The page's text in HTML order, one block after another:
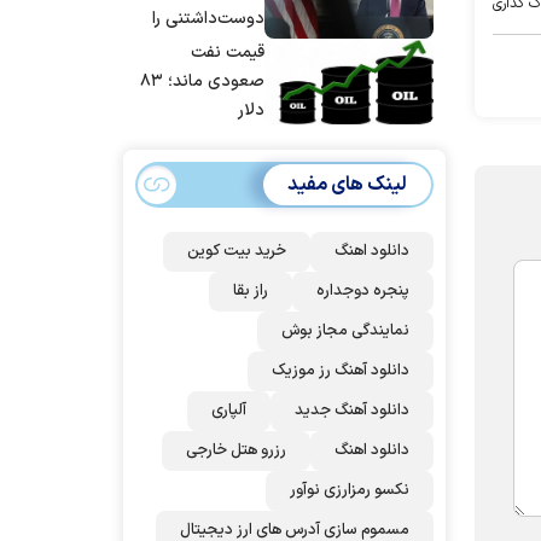
شد
دوست‌داشتنی را
حسابی می‌کوبیم |
برای بزرگ‌ترین
حمله آماده بودیم
است، درست
است؟
قیمت نفت
صعودی ماند؛ ۸۳
دلار
لینک های مفید
دانلود اهنگ
خرید بیت کوین
پنجره دوجداره
راز بقا
نمایندگی مجاز بوش
دانلود آهنگ رز‌ موزیک
دانلود آهنگ جدید
آلپاری
دانلود اهنگ
رزرو هتل خارجی
نکسو رمزارزی نوآور
مسموم سازی آدرس های ارز دیجیتال